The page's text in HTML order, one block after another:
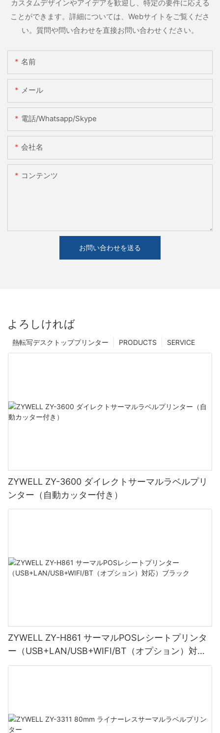
カスタムデザインやアイデアを歓迎し、特定の要件に応える
ことができます。詳細については、Webサイトをご覧くださ
い。質問や問い合わせを直接お問い合わせください。
名前
メール
電話/whatsapp/skype
会社名
コンテンツ
お問い合わせを送る
よろしければ
SERVICE
PRODUCTS
熱転写デスクトッププリンター
ZYWELL ZY-3600 ダイレクトサーマルラベルプリ
ンター（自動カッター付き）
ZYWELL ZY-H861 サーマルPOSレシートプリンタ
ー（USB+LAN/USB+WIFI/BT（オプション）対
応）ブラック